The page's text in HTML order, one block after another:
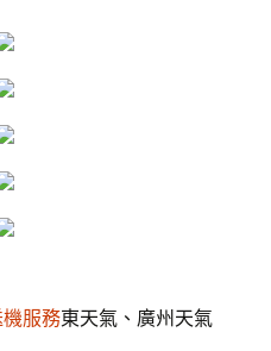
服務東天氣、廣州天氣